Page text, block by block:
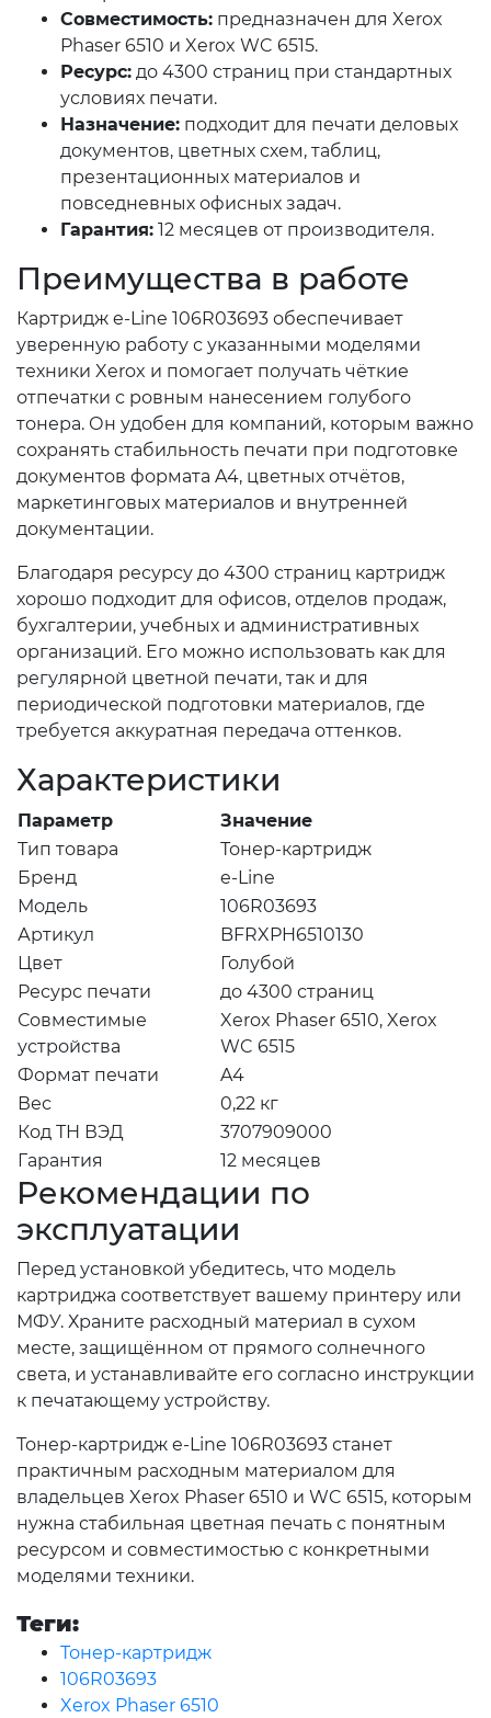
Совместимость: предназначен для Xerox
Phaser 6510 и Xerox WC 6515.
Ресурс: до 4300 страниц при стандартных
условиях печати.
Назначение: подходит для печати деловых
документов, цветных схем, таблиц,
презентационных материалов и
повседневных офисных задач.
Гарантия: 12 месяцев от производителя.
Преимущества в работе
Картридж e-Line 106R03693 обеспечивает
уверенную работу с указанными моделями
техники Xerox и помогает получать чёткие
отпечатки с ровным нанесением голубого
тонера. Он удобен для компаний, которым важно
сохранять стабильность печати при подготовке
документов формата A4, цветных отчётов,
маркетинговых материалов и внутренней
документации.
Благодаря ресурсу до 4300 страниц картридж
хорошо подходит для офисов, отделов продаж,
бухгалтерии, учебных и административных
организаций. Его можно использовать как для
регулярной цветной печати, так и для
периодической подготовки материалов, где
требуется аккуратная передача оттенков.
Характеристики
Параметр
Значение
Тип товара
Тонер-картридж
Бренд
e-Line
Модель
106R03693
Артикул
BFRXPH6510130
Цвет
Голубой
Ресурс печати
до 4300 страниц
Совместимые
устройства
Xerox Phaser 6510, Xerox
WC 6515
Формат печати
A4
Вес
0,22 кг
Код ТН ВЭД
3707909000
Гарантия
12 месяцев
Рекомендации по
эксплуатации
Перед установкой убедитесь, что модель
картриджа соответствует вашему принтеру или
МФУ. Храните расходный материал в сухом
месте, защищённом от прямого солнечного
света, и устанавливайте его согласно инструкции
к печатающему устройству.
Тонер-картридж e-Line 106R03693 станет
практичным расходным материалом для
владельцев Xerox Phaser 6510 и WC 6515, которым
нужна стабильная цветная печать с понятным
ресурсом и совместимостью с конкретными
моделями техники.
Теги:
Тонер-картридж
106R03693
Xerox Phaser 6510